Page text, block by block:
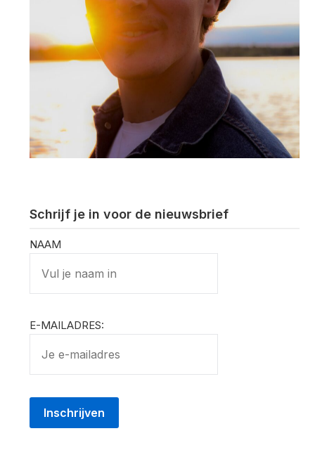
Schrijf je in voor de nieuwsbrief
NAAM
E-MAILADRES: